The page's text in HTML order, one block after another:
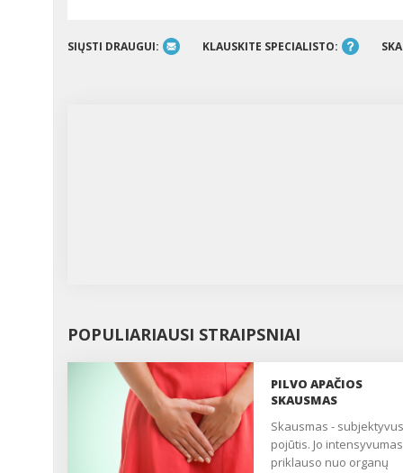
SIŲSTI DRAUGUI: KLAUSKITE SPECIALISTO:
POPULIARIAUSI STRAIPSNIAI
PILVO APAČIOS
SKAUSMAS
Skausmas - subjektyvus
pojūtis. Jo intensyvumas
priklauso nuo organų